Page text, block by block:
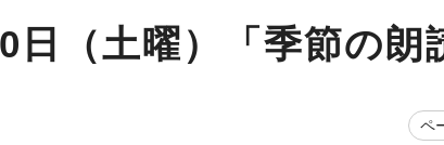
日（土曜）「季節の朗
ペ